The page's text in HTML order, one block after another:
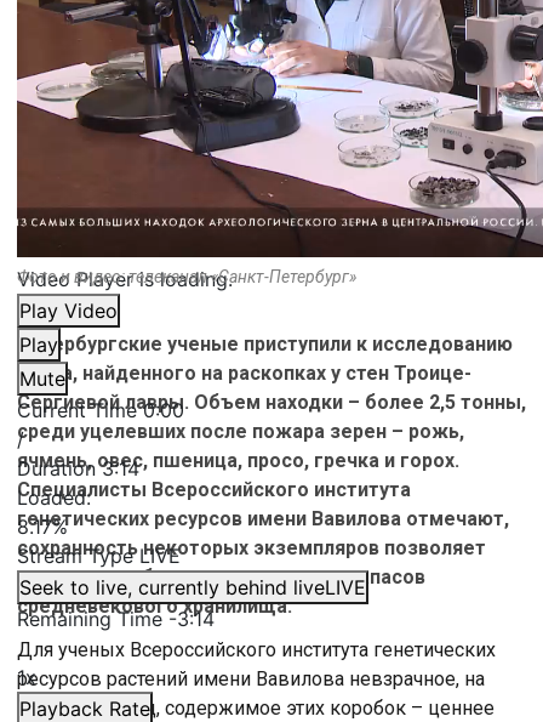
Video Player is loading.
Play Video
Play
Mute
Current Time0:00
/
Duration3:14
Loaded:
8.17%
Stream TypeLIVE
Seek to live, currently behind liveLIVE
Remaining Time-3:14
1x
Playback Rate
Фото и видео: телеканал «Санкт-Петербург»
Петербургские ученые приступили к исследованию
зерна, найденного на раскопках у стен Троице-
Сергиевой лавры. Объем находки – более 2,5 тонны,
среди уцелевших после пожара зерен – рожь,
ячмень, овес, пшеница, просо, гречка и горох.
Специалисты Всероссийского института
генетических ресурсов имени Вавилова отмечают,
сохранность некоторых экземпляров позволяет
провести глубокое исследование запасов
средневекового хранилища.
Для ученых Всероссийского института генетических
ресурсов растений имени Вавилова невзрачное, на
первый взгляд, содержимое этих коробок – ценнее